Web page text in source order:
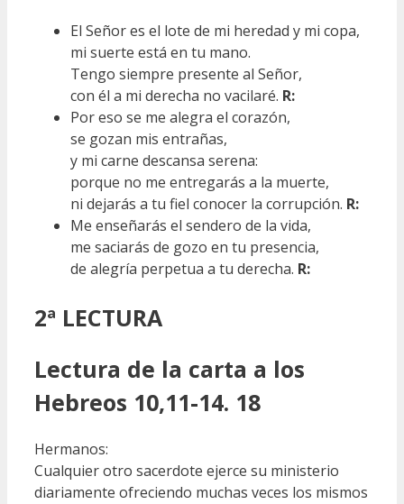
El Señor es el lote de mi heredad y mi copa,
mi suerte está en tu mano.
Tengo siempre presente al Señor,
con él a mi derecha no vacilaré. R:
Por eso se me alegra el corazón,
se gozan mis entrañas,
y mi carne descansa serena:
porque no me entregarás a la muerte,
ni dejarás a tu fiel conocer la corrupción. R:
Me enseñarás el sendero de la vida,
me saciarás de gozo en tu presencia,
de alegría perpetua a tu derecha. R:
2ª LECTURA
Lectura de la carta a los
Hebreos 10,11-14. 18
Hermanos:
Cualquier otro sacerdote ejerce su ministerio
diariamente ofreciendo muchas veces los mismos